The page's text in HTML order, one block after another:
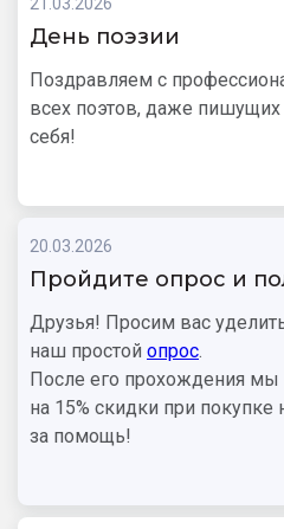
День поэзии
Поздравляем с
всех поэтов, даже пишущих
себя!
20.03.2026
Пройдите опрос и
Друзья! Просим вас
наш простой опрос.
После его прохождения
на 15% скидки при покупке
за помощь!